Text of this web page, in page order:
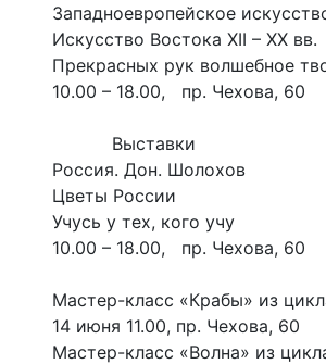
Западноевропейское
Искусство Востока XII – XX вв.
Прекрасных рук волшебное
10.00 – 18.00, пр. Чехова, 60
Выставки
Россия. Дон. Шолохов
Цветы России
Учусь у тех, кого учу
10.00 – 18.00, пр. Чехова, 60
Мастер-класс «Крабы» из
14 июня 11.00, пр. Чехова, 60
Мастер-класс «Волна» из